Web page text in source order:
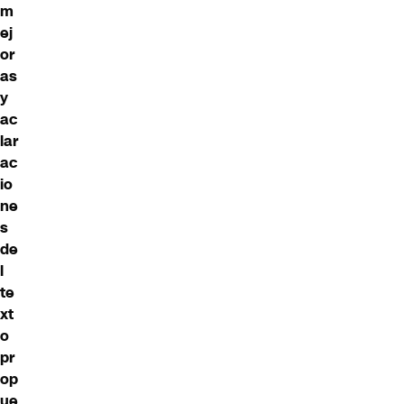
m
ej
or
as
y
ac
lar
ac
io
ne
s
de
l
te
xt
o
pr
op